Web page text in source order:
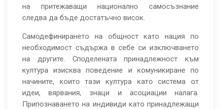
на притежаващи национално самосъзнание
следва да бъде достатъчно висок.
Самодефинирането на общност като нация по
необходимост съдържа в себе си изключването
на другите. Споделената принадлежност към
култура изисква поведение и комуникиране по
начините, които тази култура като система от
идеи, вярвания, знаци и асоциации налага.
Припознаването на индивиди като принадлежащи